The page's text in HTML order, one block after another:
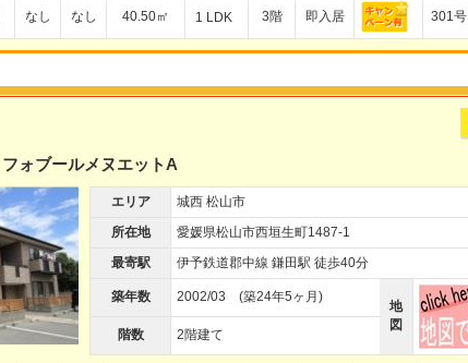
なし なし 40.50㎡ 1 LDK 3階 即入居 301号
フォブールメヌエットA
エリア
城西 松山市
所在地
愛媛県松山市西垣生町1487-1
最寄駅
伊予鉄道郡中線 鎌田駅 徒歩40分
築年数 2002/03 (築24年5ヶ月)
地
図
階数 2階建て